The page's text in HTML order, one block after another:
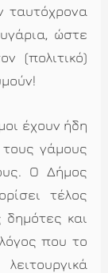
ταυτόχρονα
ώστε
(πολιτικό)
έχουν ήδη
τους γάμους
Ο Δήμος
τέλος
και
που το